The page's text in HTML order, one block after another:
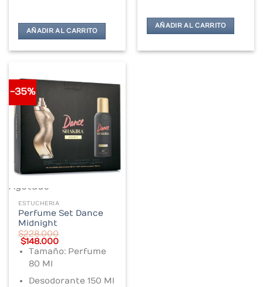
AÑADIR AL CARRITO
AÑADIR AL CARRITO
-35%
Agotado
ESTUCHERIA
Perfume Set Dance
Midnight
$228.000
Original
price
was:
$228.000.
$148.000Current
price
is:
Tamaño: Perfume
80 Ml
Desodorante 150 Ml